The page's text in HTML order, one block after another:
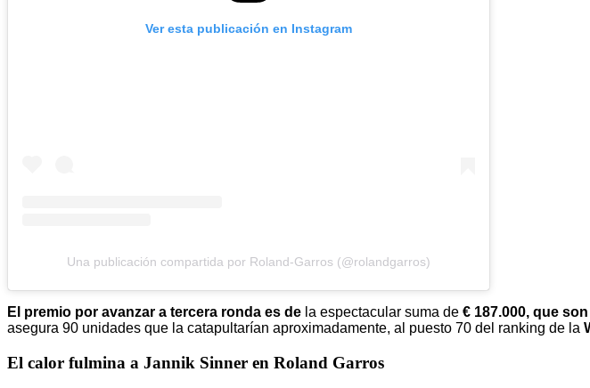
Ver esta publicación en Instagram
Una publicación compartida por Roland-Garros (@rolandgarros)
El premio por avanzar a tercera ronda es de la espectacular suma de € 187.000, que
asegura 90 unidades que la catapultarían aproximadamente, al puesto 70 del ranking de la
El calor fulmina a Jannik Sinner en Roland Garros